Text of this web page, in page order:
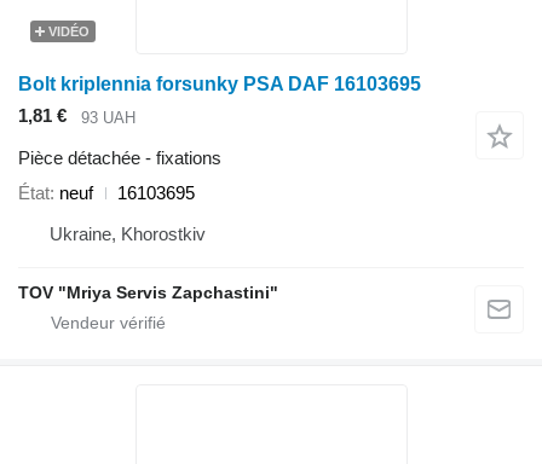
VIDÉO
Bolt kriplennia forsunky PSA DAF 16103695
1,81 €
93 UAH
Pièce détachée - fixations
État neuf
16103695
Ukraine, Khorostkiv
TOV "Mriya Servis Zapchastini"